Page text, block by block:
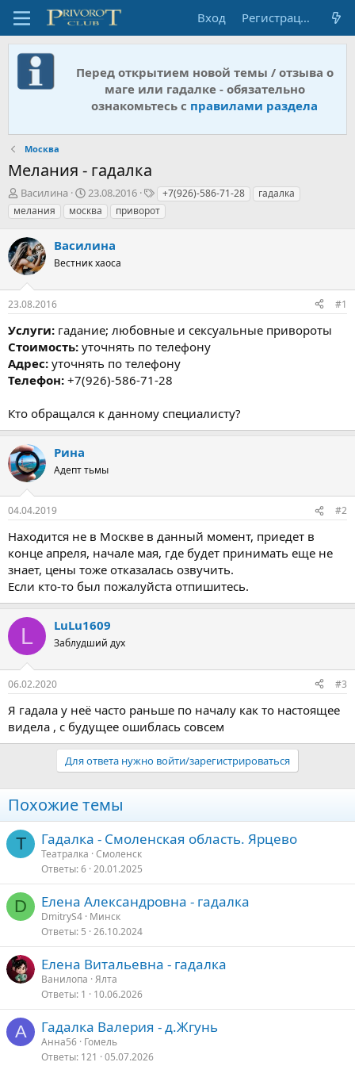
Вход Регистрация
Перед открытием новой темы / отзыва о
маге или гадалке - обязательно
ознакомьтесь с правилами раздела
Москва
Мелания - гадалка
А
в
т
о
р
т
е
м
ы
Василина
Д
а
т
н
а
а
23.08.2016
Т
е
г
+7(926)-586-71-28
гадалка
мелания
москва приворот
Василина
Вестник хаоса
23.08.2016 #1
Услуги: гадание; любовные и сексуальные привороты
Стоимость: уточнять по телефону
Адрес: уточнять по телефону
Телефон: +7(926)-586-71-28
Кто обращался к данному специалисту?
Рина
Адепт тьмы
04.04.2019 #2
Находится не в Москве в данный момент, приедет в
конце апреля, начале мая, где будет принимать еще не
знает, цены тоже отказалась озвучить.
Если кто-то был пожалуйста отпишитесь.
L LuLu1609
Заблудший дух
06.02.2020 #3
Я гадала у неё часто раньше по началу как то настоящее
видела , с будущее ошиблась совсем
Для ответа нужно войти/зарегистрироваться
Похожие темы
Т Гадалка - Смоленская область. Ярцево
Театралка Смоленск
Ответы 6 20.01.2025
D Елена Александровна - гадалка
DmitryS4 Минск
Ответы 5 26.10.2024
Елена Витальевна - гадалка
Ванилопа Ялта
Ответы 1 10.06.2026
А Гадалка Валерия - д.Жгунь
Анна56 Гомель
Ответы 121 05.07.2026